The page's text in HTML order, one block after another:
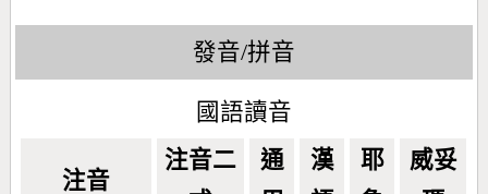
發音/拼音
國語讀音
注音
注音二
通
漢
耶
威妥